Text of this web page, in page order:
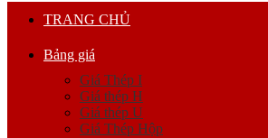
TRANG CHỦ
Bảng giá
Giá Thép I
Giá thép H
Giá thép U
Giá Thép Hộp